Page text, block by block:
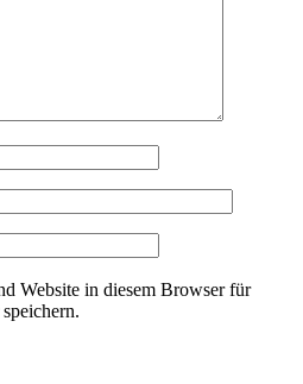
Website in diesem Browser für